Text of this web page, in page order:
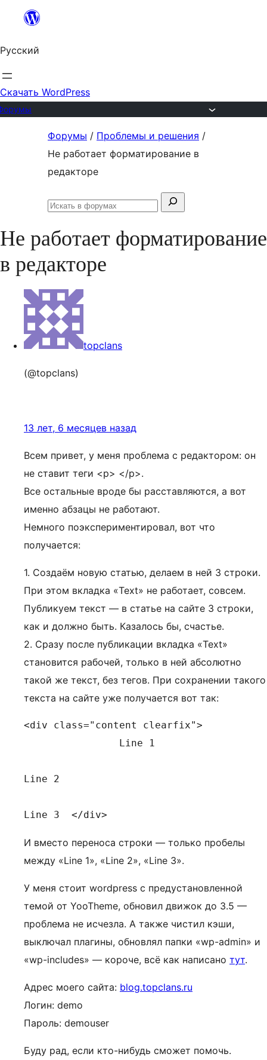
Перейти
содержимому
Русский
Скачать WordPress
содержимому
Форумы / Проблемы и решения /
Не работает форматирование в
редакторе
Поиск:
Искать
Не работает форматирование
в редакторе
topclans
(@topclans)
13 лет, 6 месяцев назад
Всем привет, у меня проблема с редактором: он
не ставит теги <p> </p>.
Все остальные вроде бы расставляются, а вот
именно абзацы не работают.
Немного поэкспериментировал, вот что
получается:
1. Создаём новую статью, делаем в ней 3 строки.
При этом вкладка «Text» не работает, совсем.
Публикуем текст — в статье на сайте 3 строки,
как и должно быть. Казалось бы, счастье.
2. Сразу после публикации вкладка «Text»
становится рабочей, только в ней абсолютно
такой же текст, без тегов. При сохранении такого
текста на сайте уже получается вот так:
<div class="content clearfix">
Line 2
Line 3	</div>
И вместо переноса строки — только пробелы
между «Line 1», «Line 2», «Line 3».
У меня стоит wordpress с предустановленной
темой от YooTheme, обновил движок до 3.5 —
проблема не исчезла. А также чистил кэши,
выключал плагины, обновлял папки «wp-admin» и
«wp-includes» — короче, всё как написано тут.
Адрес моего сайта: blog.topclans.ru
Логин: demo
Пароль: demouser
Буду рад, если кто-нибудь сможет помочь.